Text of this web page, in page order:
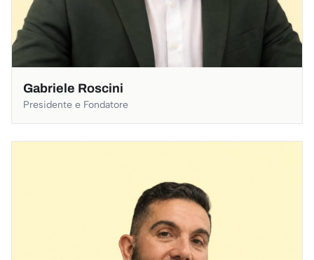
Gabriele Roscini
Presidente e Fondatore